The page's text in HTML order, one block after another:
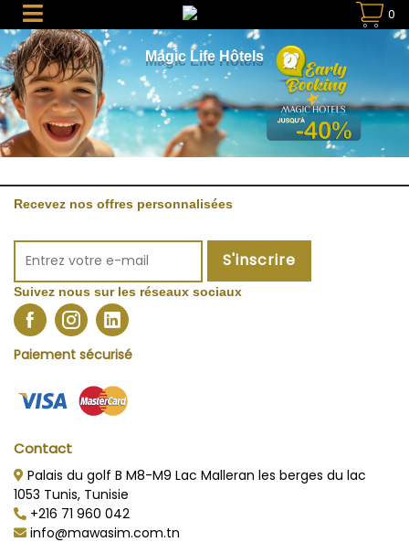
0
Magic Life Hôtels
Recevez nos offres personnalisées
S'inscrire
Suivez nous sur les réseaux sociaux
Paiement sécurisé
Contact
Palais du golf B M8-M9 Lac Malleran les berges du lac
1053 Tunis, Tunisie
+216 71 960 042
info@mawasim.com.tn